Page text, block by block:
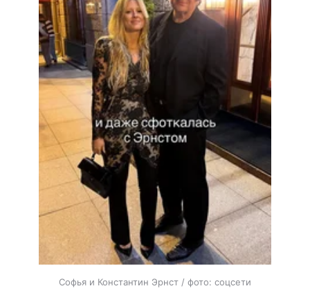
Софья и Константин Эрнст / фото: соцсети